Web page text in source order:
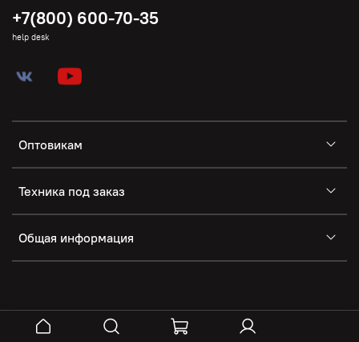
Оптовикам
Техника под заказ
Общая информация
+7(800) 600-70-35
help desk